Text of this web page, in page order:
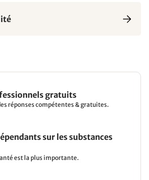
gratuits
réponses compétentes & gratuites.
sur les substances
est la plus importante.